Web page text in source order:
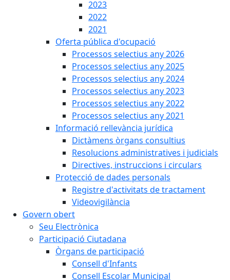
2023
2022
2021
Oferta pública d'ocupació
Processos selectius any 2026
Processos selectius any 2025
Processos selectius any 2024
Processos selectius any 2023
Processos selectius any 2022
Processos selectius any 2021
Informació rellevància jurídica
Dictàmens òrgans consultius
Resolucions administratives i judicials
Directives, instruccions i circulars
Protecció de dades personals
Registre d'activitats de tractament
Videovigilància
Govern obert
Seu Electrònica
Participació Ciutadana
Òrgans de participació
Consell d'Infants
Consell Escolar Municipal